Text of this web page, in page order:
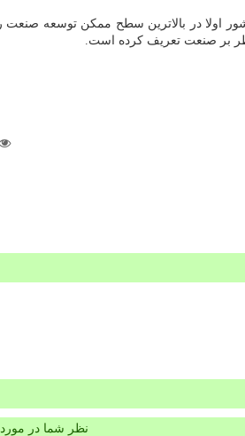
در بالاترین سطح ممكن توسعه صنعت را
بر صنعت تعریف كرده است.
نظر شما در